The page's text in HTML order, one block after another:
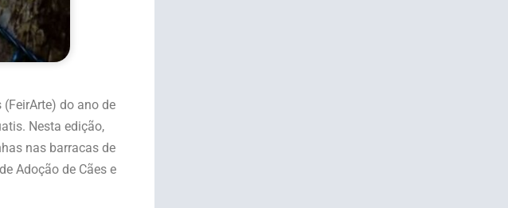
do ano de
Nesta edição,
nas barracas de
Adoção de Cães e